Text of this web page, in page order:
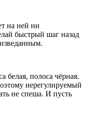
на ней ни
быстрый шаг назад
белая, полоса чёрная.
нерегулируемый
не спеша. И пусть